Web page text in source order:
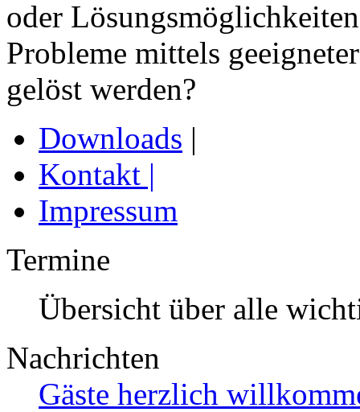
oder
Probleme mittels
gelöst werden?
Downloads |
Kontakt |
Impressum
Termine
Übersicht über alle
Nachrichten
Gäste herzlich